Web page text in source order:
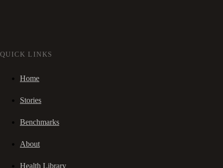
QUICK LINKS
Home
Stories
Benchmarks
About
Health Library